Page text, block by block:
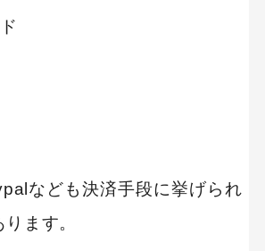
なども決済手段に挙げられ
ます。